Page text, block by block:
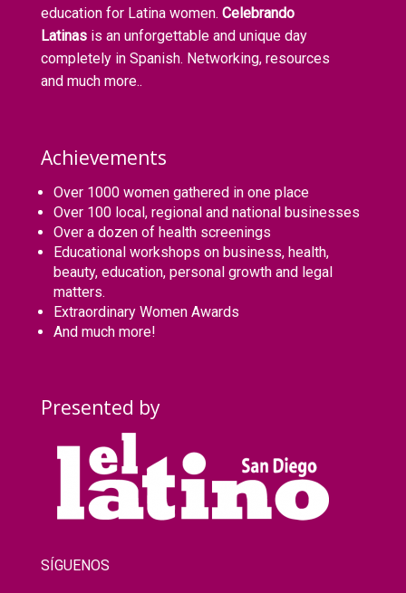
education for Latina women. Celebrando
Latinas is an unforgettable and unique day
completely in Spanish. Networking, resources
and much more..
Achievements
Over 1000 women gathered in one place
Over 100 local, regional and national businesses
Over a dozen of health screenings
Educational workshops on business, health,
beauty, education, personal growth and legal
matters.
Extraordinary Women Awards
And much more!
Presented by
SÍGUENOS